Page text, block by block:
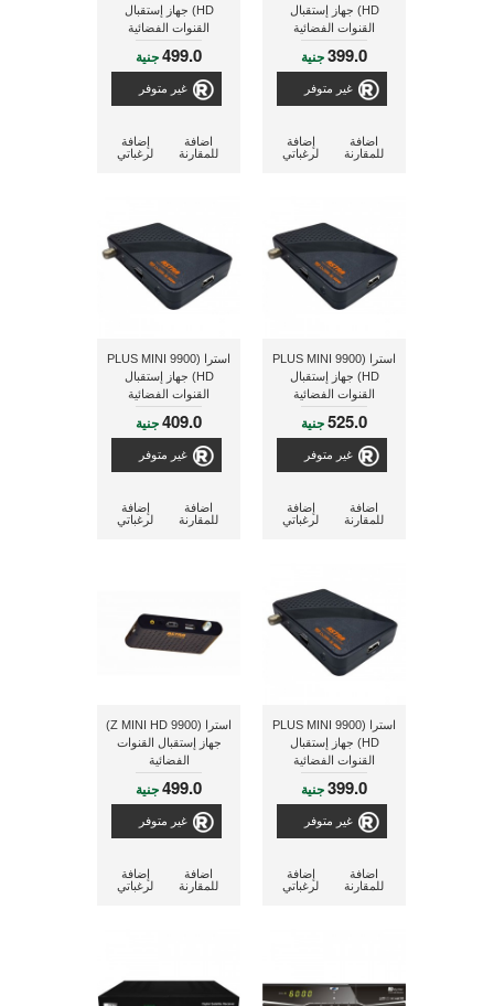
HD) جهاز إستقبال
القنوات الفضائية
399.0جنية
غير متوفر
إضافة
لرغباتي
اضافة
للمقارنة
HD) جهاز إستقبال
القنوات الفضائية
499.0جنية
غير متوفر
إضافة
لرغباتي
اضافة
للمقارنة
استرا (9900 PLUS MINI
HD) جهاز إستقبال
القنوات الفضائية
525.0جنية
غير متوفر
إضافة
لرغباتي
اضافة
للمقارنة
استرا (9900 PLUS MINI
HD) جهاز إستقبال
القنوات الفضائية
409.0جنية
غير متوفر
إضافة
لرغباتي
اضافة
للمقارنة
استرا (9900 PLUS MINI
HD) جهاز إستقبال
القنوات الفضائية
399.0جنية
غير متوفر
إضافة
لرغباتي
اضافة
للمقارنة
استرا (9900 Z MINI HD)
جهاز إستقبال القنوات
الفضائية
499.0جنية
غير متوفر
إضافة
لرغباتي
اضافة
للمقارنة